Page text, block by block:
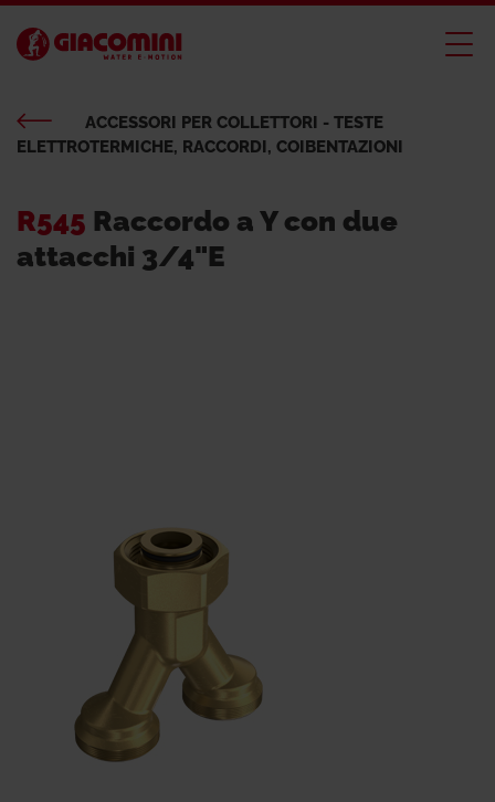
ACCESSORI PER COLLETTORI - TESTE
ELETTROTERMICHE, RACCORDI, COIBENTAZIONI
R545 Raccordo a Y con due
attacchi 3/4"E